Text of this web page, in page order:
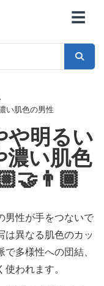
☰
い肌色の男性
や明るい
濃い肌色
男性が手をつないで
は異なる肌色のカッ
多様性への団結、
われます。